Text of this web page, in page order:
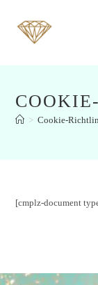
> Cookie-
[cmplz-document